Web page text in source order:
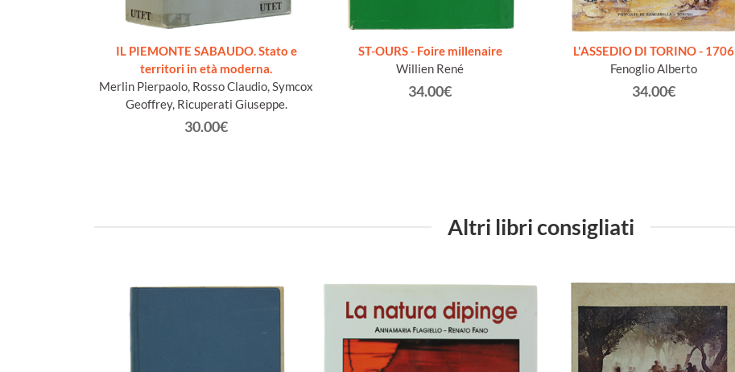
IL PIEMONTE SABAUDO. Stato e
territori in età moderna.
Merlin Pierpaolo, Rosso Claudio, Symcox
Geoffrey, Ricuperati Giuseppe.
30.00€
ST-OURS - Foire millenaire
Willien René
34.00€
L'ASSEDIO DI TORINO - 1706
Fenoglio Alberto
34.00€
Altri libri consigliati